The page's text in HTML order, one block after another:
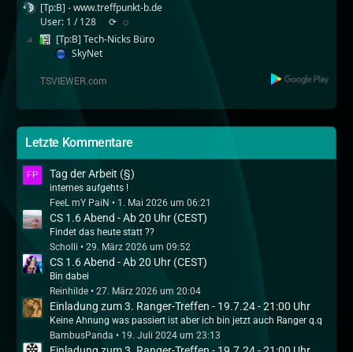
[Tp:B] - www.treffpunkt-b.de
User: 1 / 128
⟳ ◌
[Tp:B] Tech-Nicks Büro
SkyNet
Letzte Kommentare
Tag der Arbeit (§)
internes aufgehts !
FeeL mY PaiN
1. Mai 2026 um 06:21
CS 1.6 Abend - Ab 20 Uhr (CEST)
Findet das heute statt ??
Scholli
29. März 2026 um 09:52
CS 1.6 Abend - Ab 20 Uhr (CEST)
Bin dabei
Reinhilde
27. März 2026 um 20:04
Einladung zum 3. Ranger-Treffen - 19.7.24 - 21:00 Uhr
Keine Ahnung was passiert ist aber ich bin jetzt auch Ranger q.q
BambusPanda
19. Juli 2024 um 23:13